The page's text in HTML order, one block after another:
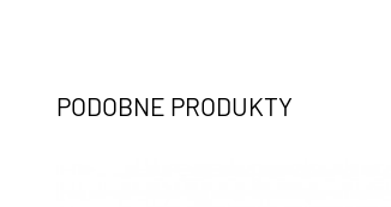
PODOBNE PRODUKTY